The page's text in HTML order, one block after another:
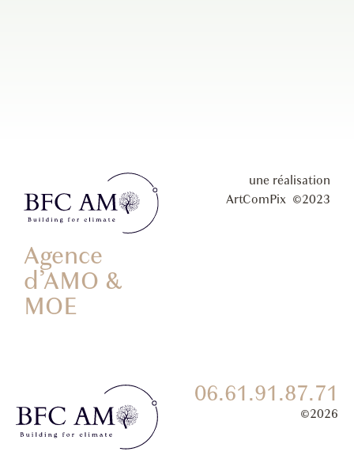
Agence
d’AMO &
MOE
une réalisation
ArtComPix ©2023
06.61.91.87.71
©2026